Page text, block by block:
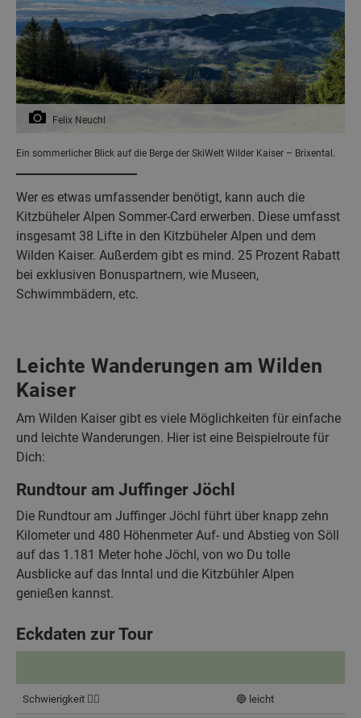
Felix Neuchl
Ein sommerlicher Blick auf die Berge der SkiWelt Wilder Kaiser – Brixental.
Wer es etwas umfassender benötigt, kann auch die
Kitzbüheler Alpen Sommer-Card erwerben. Diese umfasst
insgesamt 38 Lifte in den Kitzbüheler Alpen und dem
Wilden Kaiser. Außerdem gibt es mind. 25 Prozent Rabatt
bei exklusiven Bonuspartnern, wie Museen,
Schwimmbädern, etc.
Leichte Wanderungen am Wilden
Kaiser
Am Wilden Kaiser gibt es viele Möglichkeiten für einfache
und leichte Wanderungen. Hier ist eine Beispielroute für
Dich:
Rundtour am Juffinger Jöchl
Die Rundtour am Juffinger Jöchl führt über knapp zehn
Kilometer und 480 Höhenmeter Auf- und Abstieg von Söll
auf das 1.181 Meter hohe Jöchl, von wo Du tolle
Ausblicke auf das Inntal und die Kitzbühler Alpen
genießen kannst.
Eckdaten zur Tour
Schwierigkeit 🧗‍♂️ 🔵 leicht